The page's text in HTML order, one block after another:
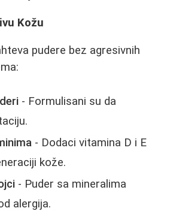
Kožu
pudere bez agresivnih
- Formulisani su da
- Dodaci vitamina D i E
kože.
- Puder sa mineralima
alergija.